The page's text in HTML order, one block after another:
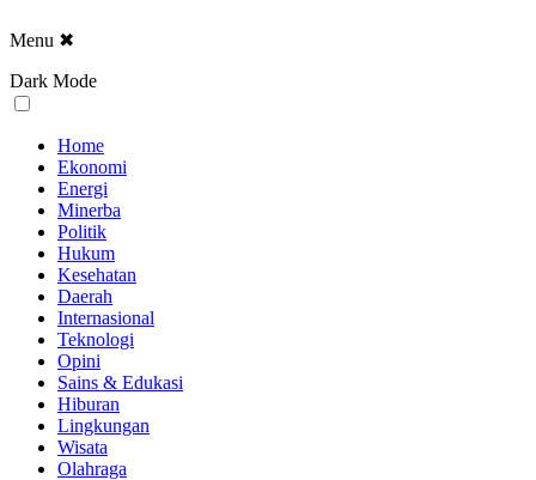
Menu ✖
Dark Mode
Home
Ekonomi
Energi
Minerba
Politik
Hukum
Kesehatan
Daerah
Internasional
Teknologi
Opini
Sains & Edukasi
Hiburan
Lingkungan
Wisata
Olahraga